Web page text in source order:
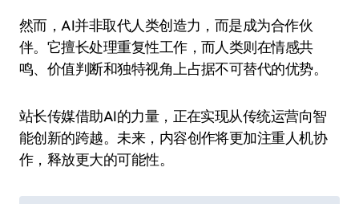
然而，AI并非取代人类创造力，而是成为合作伙
伴。它擅长处理重复性工作，而人类则在情感共
鸣、价值判断和独特视角上占据不可替代的优势。
站长传媒借助AI的力量，正在实现从传统运营向智
能创新的跨越。未来，内容创作将更加注重人机协
作，释放更大的可能性。